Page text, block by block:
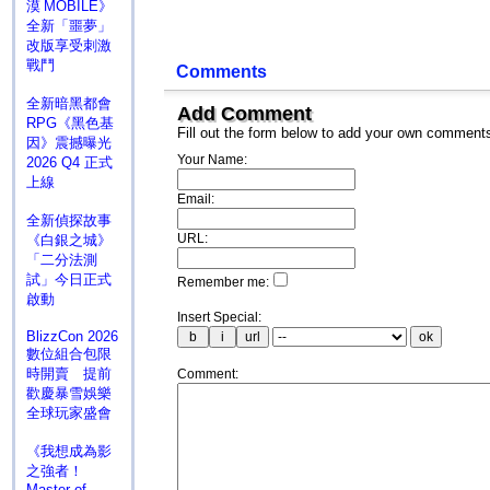
漠 MOBILE》
全新「噩夢」
改版享受刺激
戰鬥
全新暗黑都會
RPG《黑色基
因》震撼曝光
2026 Q4 正式
上線
全新偵探故事
《白銀之城》
「二分法測
試」今日正式
啟動
BlizzCon 2026
數位組合包限
時開賣 提前
歡慶暴雪娛樂
全球玩家盛會
《我想成為影
之強者！
Comments
Add Comment
Fill out the form below to add your own
Your Name:
Email:
URL:
Remember me:
Insert Special:
Comment: